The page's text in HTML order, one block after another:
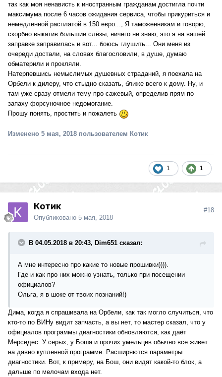
так как моя ненависть к иностранным гражданам достигла почти
максимума после 6 часов ожидания сервиса, чтобы прикуриться и
немедленной расплатой в 150 евро..., Я таможенникам и говорю,
скорбно выкатив большие слёзы, ничего не знаю, это я на вашей
заправке заправилась и вот... боюсь глушить... Они меня из
очереди достали, на словах благословили, в душе, думаю
обматерили и прокляли.
Натерпевшись немыслимых душевных страданий, я поехала на
Орбели к дилеру, что стыдно сказать, ближе всего к дому. Ну, и
там уже сразу отмели тему про сажевый, определив прям по
запаху форсуночное недомогание.
Прошу понять, простить и пожалеть
Изменено 5 мая, 2018 пользователем Котик
1 1
Котик
Опубликовано 5 мая, 2018
#18
В 04.05.2018 в 20:43, Dim651 сказал:
А мне интересно про какие то новые прошивки)))).
Где и как про них можно узнать, только при посещении
официалов?
Ольга, я в шоке от твоих познаний!)
Дима, когда я спрашивала на Орбели, как так могло случиться, что
кто-то по ВИНу видит запчасть, а вы нет, то мастер сказал, что у
официалов программы диагностики обновляются, как даёт
Мерседес. У серых, у Боша и прочих умельцев обычно все живет
на давно купленной программе. Расширяются параметры
диагностики. Вот, к примеру, на Бош, они видят какой-то блок, а
дальше по мелочам входа нет.